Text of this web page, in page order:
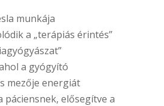
munkája
a „terápiás érintés”
a gyógyító
mezője energiát
páciensnek, elősegítve a